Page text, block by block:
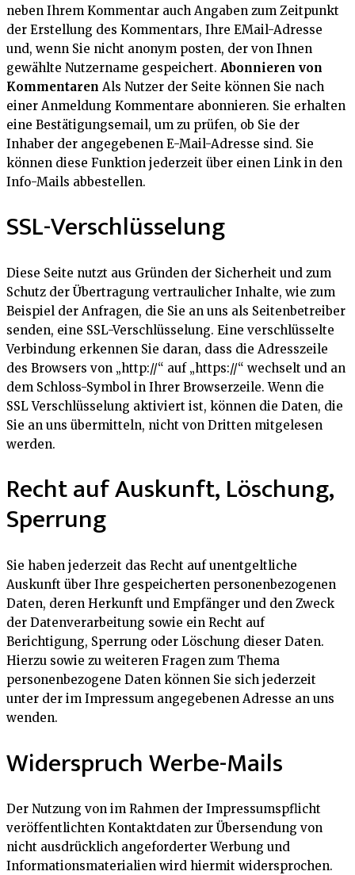
neben Ihrem Kommentar auch Angaben zum Zeitpunkt
der Erstellung des Kommentars, Ihre EMail-Adresse
und, wenn Sie nicht anonym posten, der von Ihnen
gewählte Nutzername gespeichert. Abonnieren von
Kommentaren Als Nutzer der Seite können Sie nach
einer Anmeldung Kommentare abonnieren. Sie erhalten
eine Bestätigungsemail, um zu prüfen, ob Sie der
Inhaber der angegebenen E-Mail-Adresse sind. Sie
können diese Funktion jederzeit über einen Link in den
Info-Mails abbestellen.
SSL-Verschlüsselung
Diese Seite nutzt aus Gründen der Sicherheit und zum
Schutz der Übertragung vertraulicher Inhalte, wie zum
Beispiel der Anfragen, die Sie an uns als Seitenbetreiber
senden, eine SSL-Verschlüsselung. Eine verschlüsselte
Verbindung erkennen Sie daran, dass die Adresszeile
des Browsers von „http://“ auf „https://“ wechselt und an
dem Schloss-Symbol in Ihrer Browserzeile. Wenn die
SSL Verschlüsselung aktiviert ist, können die Daten, die
Sie an uns übermitteln, nicht von Dritten mitgelesen
werden.
Recht auf Auskunft, Löschung,
Sperrung
Sie haben jederzeit das Recht auf unentgeltliche
Auskunft über Ihre gespeicherten personenbezogenen
Daten, deren Herkunft und Empfänger und den Zweck
der Datenverarbeitung sowie ein Recht auf
Berichtigung, Sperrung oder Löschung dieser Daten.
Hierzu sowie zu weiteren Fragen zum Thema
personenbezogene Daten können Sie sich jederzeit
unter der im Impressum angegebenen Adresse an uns
wenden.
Widerspruch Werbe-Mails
Der Nutzung von im Rahmen der Impressumspflicht
veröffentlichten Kontaktdaten zur Übersendung von
nicht ausdrücklich angeforderter Werbung und
Informationsmaterialien wird hiermit widersprochen.